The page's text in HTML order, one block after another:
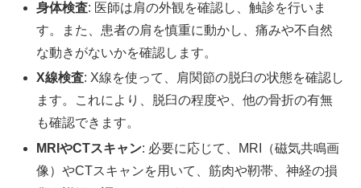
身体検査: 医師は肩の外観を確認し、触診を行いま
す。また、患者の肩を慎重に動かし、痛みや不自然
な動きがないかを確認します。
X線検査: X線を使って、肩関節の脱臼の状態を確認し
ます。これにより、脱臼の程度や、他の骨折の有無
も確認できます。
MRIやCTスキャン: 必要に応じて、MRI（磁気共鳴画
像）やCTスキャンを用いて、筋肉や靭帯、神経の損